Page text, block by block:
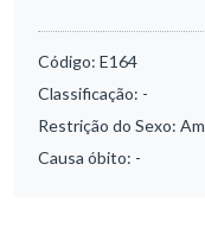
Código: E164
Classificação: -
Restrição do Sexo:
Causa óbito: -